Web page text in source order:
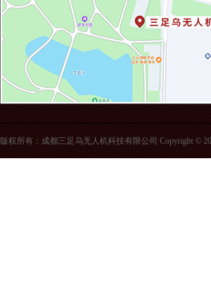
版权所有：成都三足乌无人机科技有限公司 Copyright ©